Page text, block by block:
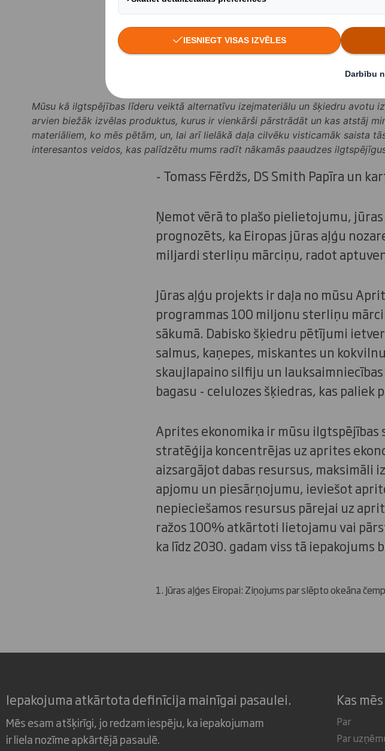
Mēs esam uzsākuši sarunas ar
jūraszāļu izmantošanu dažādos
Mūsu kā ilgtspējības līderu veiktā alternatīvu izejmateriālu un šķiedru avotu
arvien biežāk izvēlas produktus, kurus ir vienkārši pārstrādāt un kas atstāj
materiāliem, ko mēs pētām, un, lai arī lielākā daļa cilvēku visticamāk saista
interesantos veidos, kas palīdzētu mums radīt nākamās paaudzes
- Tomass Fērdžs, DS Smith Papīra un
Ņemot vērā to plašo pielietojumu,
prognozēts, ka Eiropas jūras aļģu
miljardi sterliņu mārciņu, radot
Jūras aļģu projekts ir daļa no mūsu
programmas 100 miljonu sterliņu
sākumā. Dabisko šķiedru pētījumi
salmus, kaņepes, miskantes un
skaujlapaino silfiju un
bagasu - celulozes šķiedras, kas
Aprites ekonomika ir mūsu ilgtspējības
stratēģija koncentrējas uz aprites
aizsargājot dabas resursus,
apjomu un piesārņojumu, ieviešot
nepieciešamos resursus pārejai uz
ražos 100% atkārtoti lietojamu vai
ka līdz 2030. gadam viss tā
1. Jūras aļģes Eiropai: Ziņojums par slēpto okeāna
Iepakojuma atkārtota definīcija mainīgai pasaulei.
Mēs esam atšķirīgi, jo redzam iespēju, ka iepakojumam
ir liela nozīme apkārtējā pasaulē.
Kas
Par
Par